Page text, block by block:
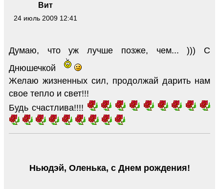
Вит
24 июль 2009 12:41
Думаю, что уж лучше позже, чем... ))) С
Днюшечкой
Желаю жизненных сил, продолжай дарить нам
свое тепло и свет!!!
Будь счастлива!!!!
Ньюдэй, Оленька, с Днем рождения!